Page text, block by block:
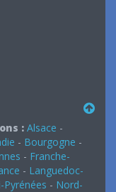
: Alsace -
- Bourgogne -
- Franche-
- Languedoc-
Pyrénées - Nord-